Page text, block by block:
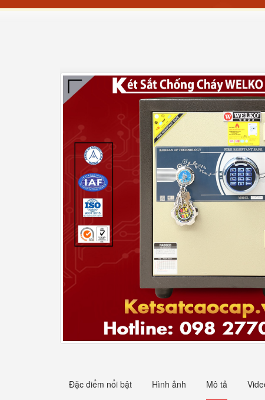
Đặc điểm nổi bật Hình ảnh Mô tả